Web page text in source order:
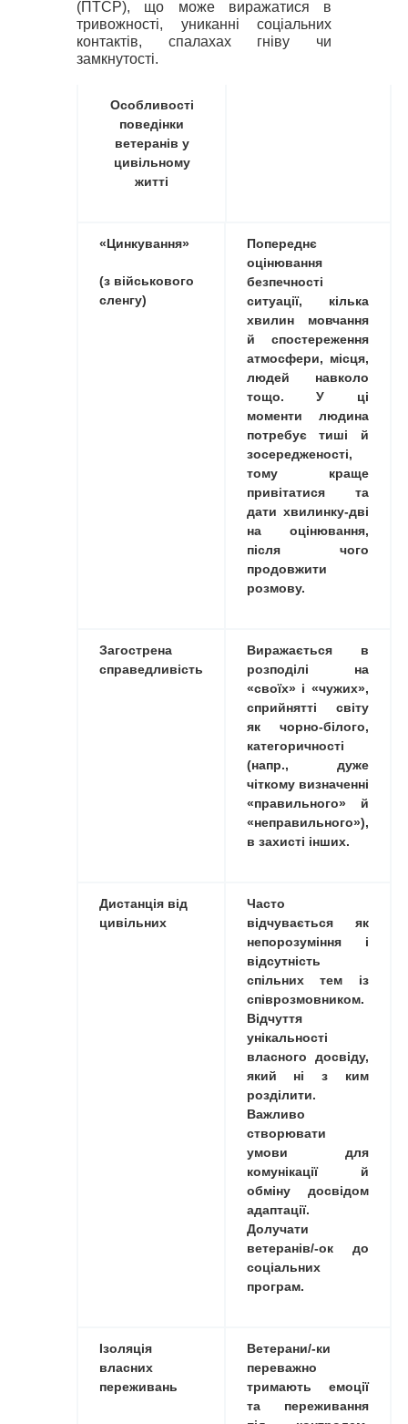
(ПТСР), що може виражатися в
тривожності, униканні соціальних
контактів, спалахах гніву чи
замкнутості.
Особливості
поведінки
ветеранів у
цивільному
житті
«Цинкування»
(з військового
сленгу)
Попереднє
оцінювання
безпечності
ситуації, кілька
хвилин мовчання
й спостереження
атмосфери, місця,
людей навколо
тощо. У ці
моменти людина
потребує тиші й
зосередженості,
тому краще
привітатися та
дати хвилинку-дві
на оцінювання,
після чого
продовжити
розмову.
Загострена
справедливість
Виражається в
розподілі на
«своїх» і «чужих»,
сприйнятті світу
як чорно-білого,
категоричності
(напр., дуже
чіткому визначенні
«правильного» й
«неправильного»),
в захисті інших.
Дистанція від
цивільних
Часто
відчувається як
непорозуміння і
відсутність
спільних тем із
співрозмовником.
Відчуття
унікальності
власного досвіду,
який ні з ким
розділити.
Важливо
створювати
умови для
комунікації й
обміну досвідом
адаптації.
Долучати
ветеранів/-ок до
соціальних
програм.
Ізоляція
власних
переживань
Ветерани/-ки
переважно
тримають емоції
та переживання